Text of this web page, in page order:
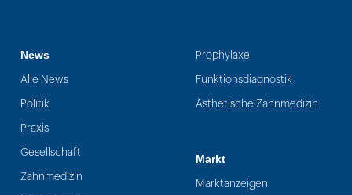
News
Alle News
Politik
Praxis
Gesellschaft
Zahnmedizin
Prophylaxe
Funktionsdiagnostik
Ästhetische Zahnmedizin
Markt
Marktanzeigen